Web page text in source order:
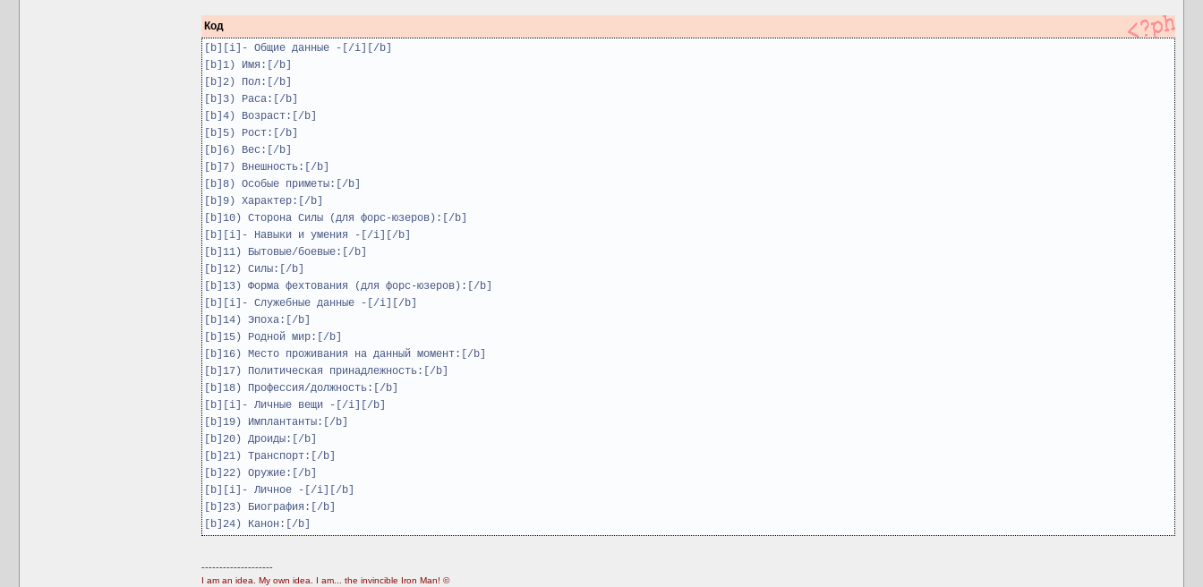
Код
[b][i]- Общие данные -[/i][/b]
[b]1) Имя:[/b]
[b]2) Пол:[/b]
[b]3) Раса:[/b]
[b]4) Возраст:[/b]
[b]5) Рост:[/b]
[b]6) Вес:[/b]
[b]7) Внешность:[/b]
[b]8) Особые приметы:[/b]
[b]9) Характер:[/b]
[b]10) Сторона Силы (для форс-юзеров):[/b]
[b][i]- Навыки и умения -[/i][/b]
[b]11) Бытовые/боевые:[/b]
[b]12) Силы:[/b]
[b]13) Форма фехтования (для форс-юзеров):[/b]
[b][i]- Служебные данные -[/i][/b]
[b]14) Эпоха:[/b]
[b]15) Родной мир:[/b]
[b]16) Место проживания на данный момент:[/b]
[b]17) Политическая принадлежность:[/b]
[b]18) Профессия/должность:[/b]
[b][i]- Личные вещи -[/i][/b]
[b]19) Имплантанты:[/b]
[b]20) Дроиды:[/b]
[b]21) Транспорт:[/b]
[b]22) Оружие:[/b]
[b][i]- Личное -[/i][/b]
[b]23) Биография:[/b]
[b]24) Канон:[/b]
--------------------
I am an idea. My own idea. I am... the invincible Iron Man! ©